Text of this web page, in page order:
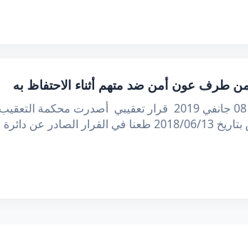
الجمهورية التونسية وزارة العدل محكمة التعقيب القضية عـ78509دد تاريخ الحكم: 08 جانفي 2019
بنفس هاته